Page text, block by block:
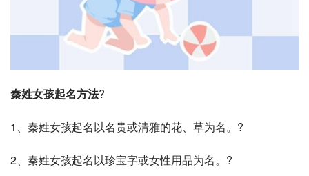
秦姓女孩起名方法?
1、秦姓女孩起名以名贵或清雅的花、草为名。?
2、秦姓女孩起名以珍宝字或女性用品为名。?